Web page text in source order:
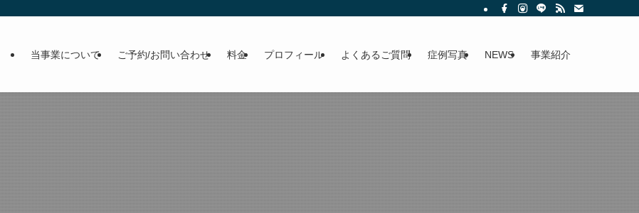
当事業について ご予約/お問い合わせ 料金 プロフィール よくあるご質問 症例写真 NEWS 事業紹介